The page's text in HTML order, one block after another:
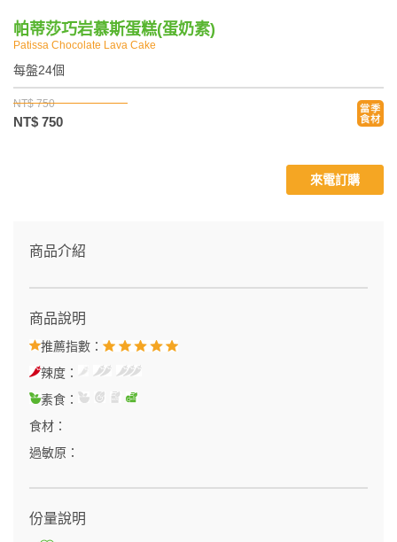
帕蒂莎巧岩慕斯蛋糕(蛋奶素)
Patissa Chocolate Lava Cake
每盤24個
NT$ 750
NT$ 750
商品介紹
商品說明
推薦指數：
辣度：
素食：
食材：
過敏原：
份量說明
來電訂購